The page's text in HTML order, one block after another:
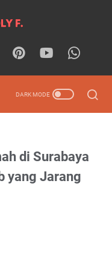
di Surabaya
yang Jarang